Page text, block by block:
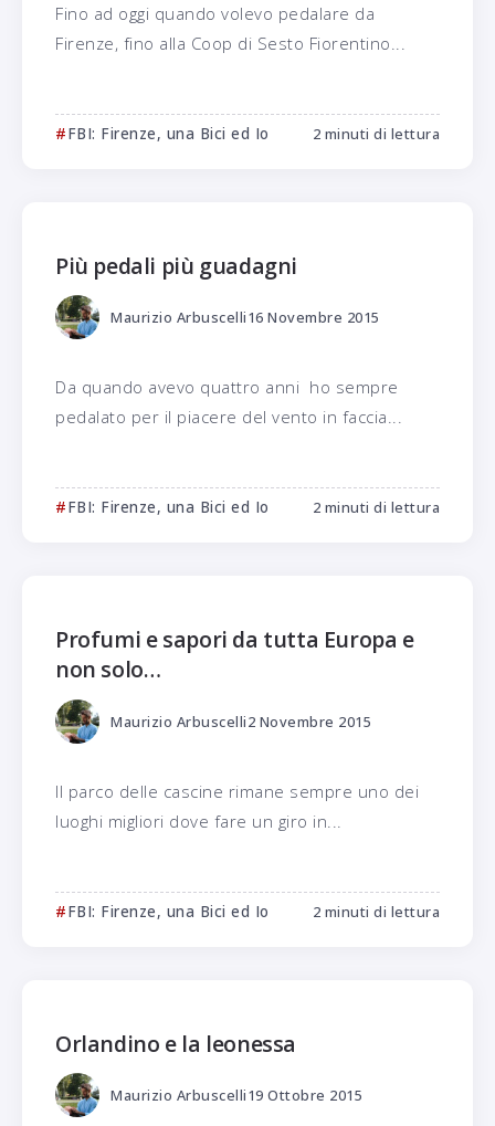
Fino ad oggi quando volevo pedalare da
Firenze, fino alla Coop di Sesto Fiorentino...
FBI: Firenze, una Bici ed Io 2 minuti di lettura
Più pedali più guadagni
Maurizio Arbuscelli16 Novembre 2015
Da quando avevo quattro anni ho sempre
pedalato per il piacere del vento in faccia...
FBI: Firenze, una Bici ed Io 2 minuti di lettura
Profumi e sapori da tutta Europa e
non solo…
Maurizio Arbuscelli2 Novembre 2015
Il parco delle cascine rimane sempre uno dei
luoghi migliori dove fare un giro in...
FBI: Firenze, una Bici ed Io 2 minuti di lettura
Orlandino e la leonessa
Maurizio Arbuscelli19 Ottobre 2015